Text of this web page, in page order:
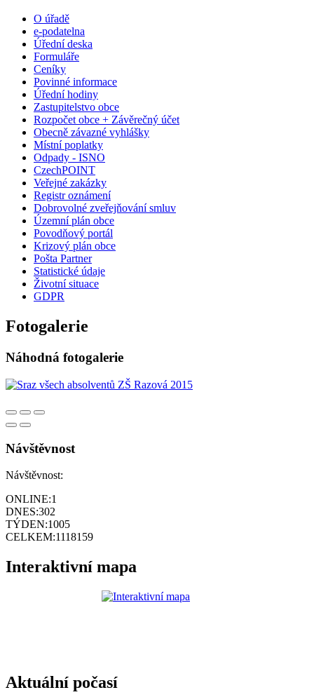
O úřadě
e-podatelna
Úřední deska
Formuláře
Ceníky
Povinné informace
Úřední hodiny
Zastupitelstvo obce
Rozpočet obce + Závěrečný účet
Obecně závazné vyhlášky
Místní poplatky
Odpady - ISNO
CzechPOINT
Veřejné zakázky
Registr oznámení
Dobrovolné zveřejňování smluv
Územní plán obce
Povodňový portál
Krizový plán obce
Pošta Partner
Statistické údaje
Životní situace
GDPR
Fotogalerie
Náhodná fotogalerie
Návštěvnost
Návštěvnost:
ONLINE:1
DNES:302
TÝDEN:1005
CELKEM:1118159
Interaktivní mapa
Aktuální počasí